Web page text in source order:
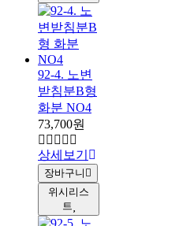
92-4. 노변
받침분B형
화분 NO4
73,700원
상세보기
장바구니
위시리스
트